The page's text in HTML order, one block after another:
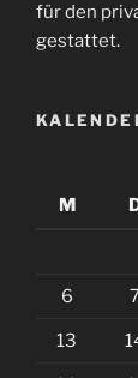
für den
gestattet.
M
6
13